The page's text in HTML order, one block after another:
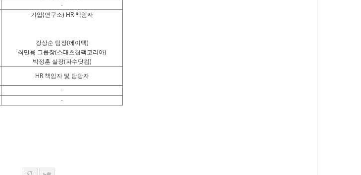
-
기업(연구소) HR 책임자
강상순 팀장(에이텍)
최만용 그룹장(스태츠칩팩코리아)
박정훈 실장(파수닷컴)
HR 책임자 및 담당자
-
-